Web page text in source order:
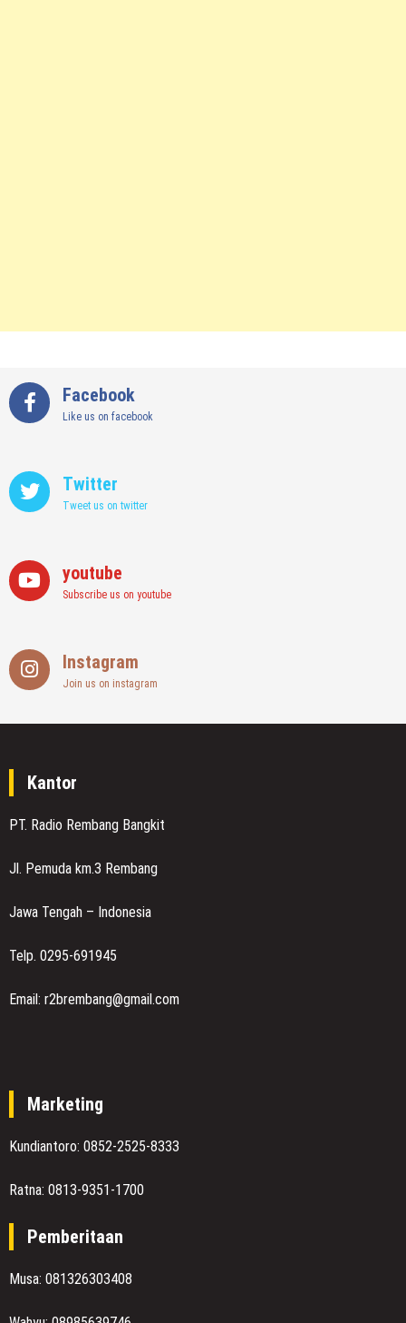
Facebook
Like us on facebook
Twitter
Tweet us on twitter
youtube
Subscribe us on youtube
Instagram
Join us on instagram
Kantor
PT. Radio Rembang Bangkit
Jl. Pemuda km.3 Rembang
Jawa Tengah – Indonesia
Telp. 0295-691945
Email: r2brembang@gmail.com
Marketing
Kundiantoro: 0852-2525-8333
Ratna: 0813-9351-1700
Pemberitaan
Musa: 081326303408